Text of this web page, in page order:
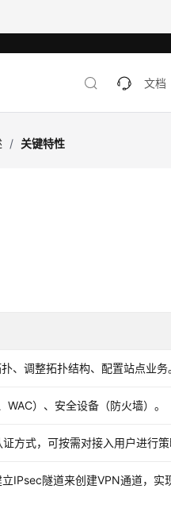
文档
/ 关键特性
、调整拓扑结构、配置站点业务
）、安全设备（防火墙）。
方式，可按需对接入用户进行策
IPsec隧道来创建VPN通道，实